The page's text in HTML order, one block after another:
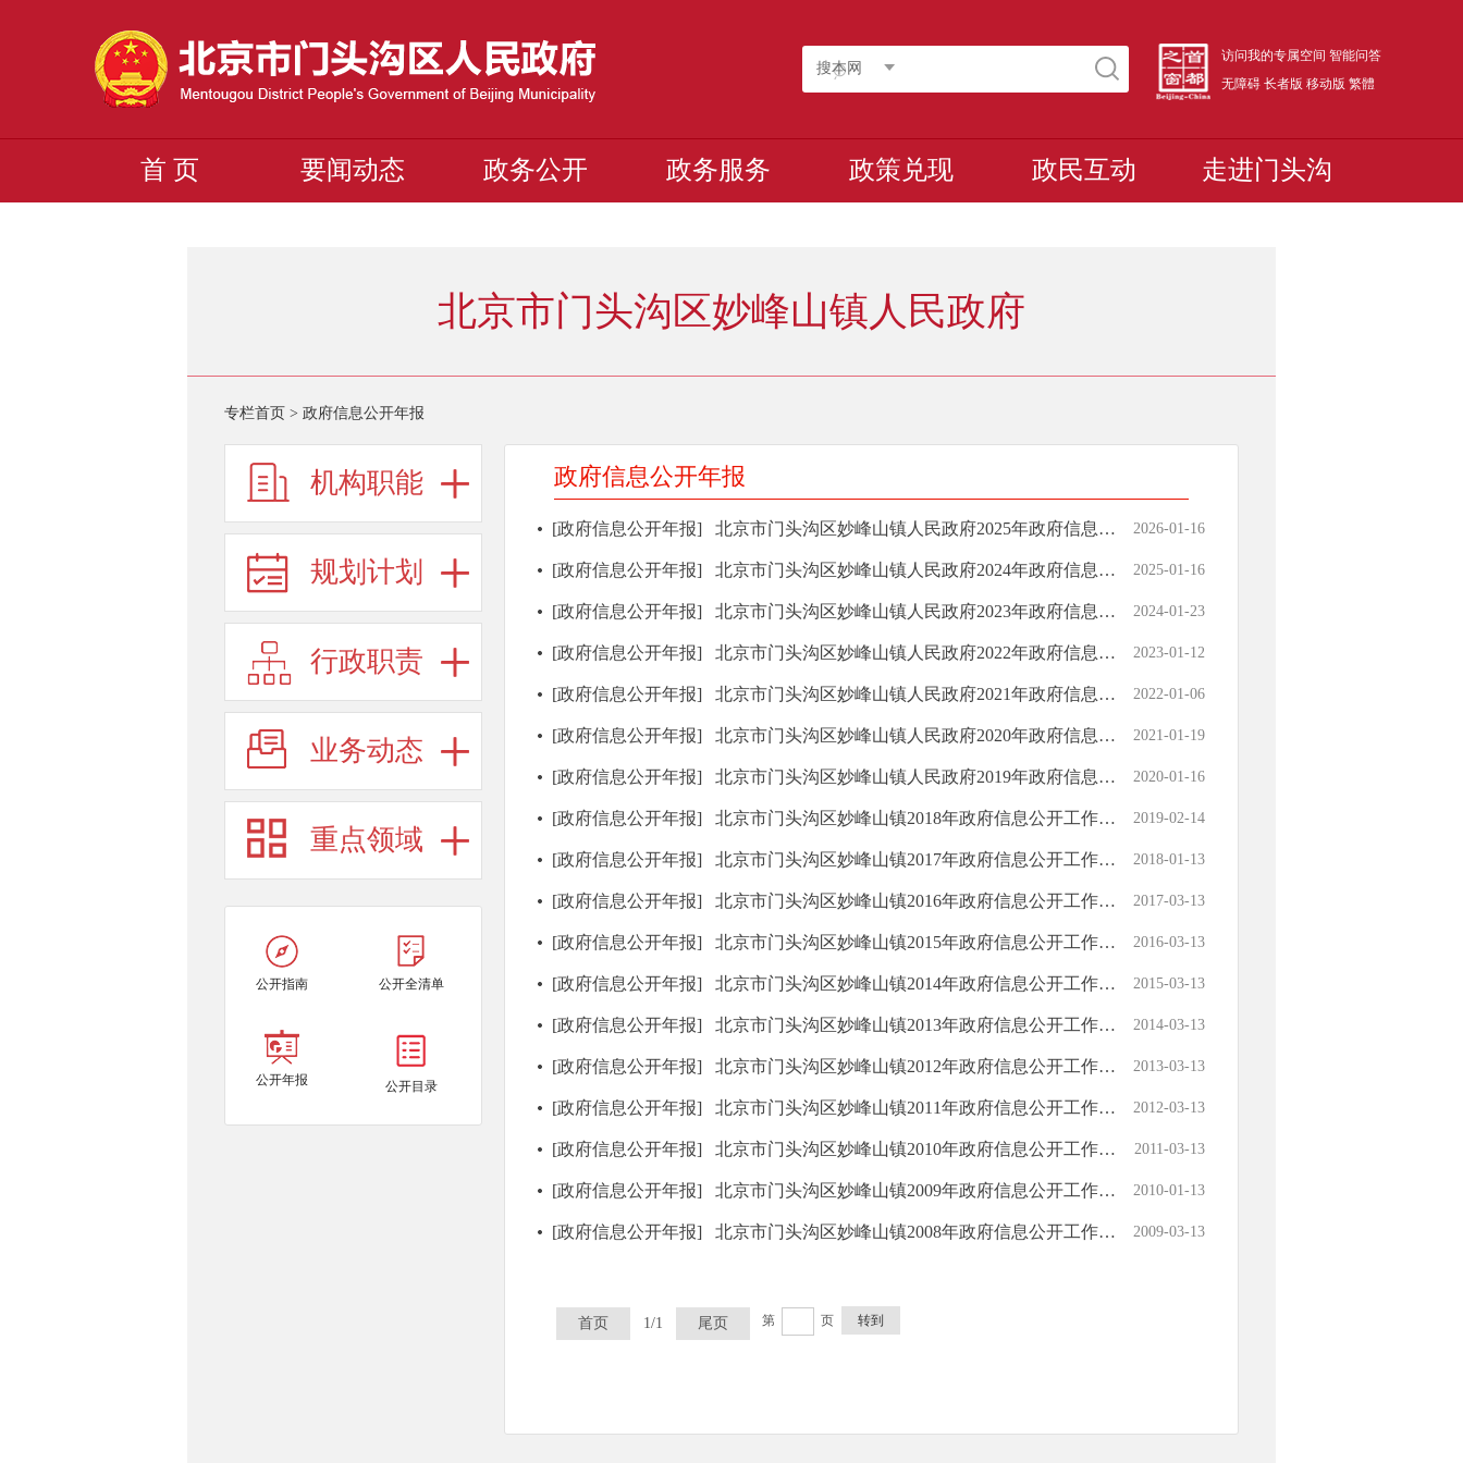
搜本网
访问我的专属空间 智能问答
无障碍 长者版 移动版 繁體
首 页 要闻动态 政务公开 政务服务 政策兑现 政民互动 走进门头沟
北京市门头沟区妙峰山镇人民政府
专栏首页 > 政府信息公开年报
机构职能
规划计划
行政职责
业务动态
重点领域
公开指南 公开全清单
公开年报 公开目录
政府信息公开年报
[政府信息公开年报] 北京市门头沟区妙峰山镇人民政府2025年政府信息公开工作年度报告 2026-01-16
[政府信息公开年报] 北京市门头沟区妙峰山镇人民政府2024年政府信息公开工作年度报告 2025-01-16
[政府信息公开年报] 北京市门头沟区妙峰山镇人民政府2023年政府信息公开工作年度报告 2024-01-23
[政府信息公开年报] 北京市门头沟区妙峰山镇人民政府2022年政府信息公开工作年度报告 2023-01-12
[政府信息公开年报] 北京市门头沟区妙峰山镇人民政府2021年政府信息公开工作年度报告 2022-01-06
[政府信息公开年报] 北京市门头沟区妙峰山镇人民政府2020年政府信息公开工作年度报告 2021-01-19
[政府信息公开年报] 北京市门头沟区妙峰山镇人民政府2019年政府信息公开工作年度报告 2020-01-16
[政府信息公开年报] 北京市门头沟区妙峰山镇2018年政府信息公开工作年度报告 2019-02-14
[政府信息公开年报] 北京市门头沟区妙峰山镇2017年政府信息公开工作年度报告 2018-01-13
[政府信息公开年报] 北京市门头沟区妙峰山镇2016年政府信息公开工作年度报告 2017-03-13
[政府信息公开年报] 北京市门头沟区妙峰山镇2015年政府信息公开工作年度报告 2016-03-13
[政府信息公开年报] 北京市门头沟区妙峰山镇2014年政府信息公开工作年度报告 2015-03-13
[政府信息公开年报] 北京市门头沟区妙峰山镇2013年政府信息公开工作年度报告 2014-03-13
[政府信息公开年报] 北京市门头沟区妙峰山镇2012年政府信息公开工作年度报告 2013-03-13
[政府信息公开年报] 北京市门头沟区妙峰山镇2011年政府信息公开工作年度报告 2012-03-13
[政府信息公开年报] 北京市门头沟区妙峰山镇2010年政府信息公开工作年度报告 2011-03-13
[政府信息公开年报] 北京市门头沟区妙峰山镇2009年政府信息公开工作年度报告 2010-01-13
[政府信息公开年报] 北京市门头沟区妙峰山镇2008年政府信息公开工作年度报告 2009-03-13
首页 1/1 尾页 第 页 转到